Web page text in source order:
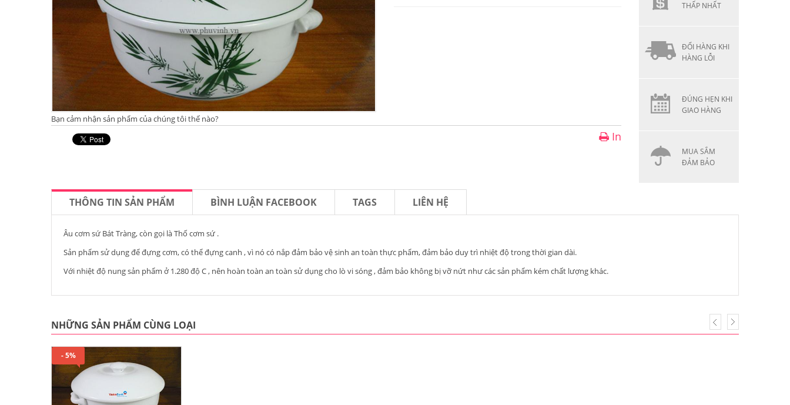
In
Bạn cảm nhận sản phẩm của chúng tôi thế nào?
THẤP NHẤT
ĐỔI HÀNG KHI
HÀNG LỖI
ĐÚNG HẸN KHI
GIAO HÀNG
MUA SẮM
ĐẢM BẢO
THÔNG TIN SẢN PHẨM BÌNH LUẬN FACEBOOK TAGS LIÊN HỆ
Âu cơm sứ Bát Tràng, còn gọi là Thố cơm sứ .
Sản phẩm sử dụng để đựng cơm, có thể đựng canh , vì nó có nắp đảm bảo vệ sinh an toàn thực phẩm, đảm bảo duy trì nhiệt độ trong thời gian dài.
Với nhiệt độ nung sản phẩm ở 1.280 độ C , nên hoàn toàn an toàn sử dụng cho lò vi sóng , đảm bảo không bị vỡ nứt như các sản phẩm kém chất lượng khác.
NHỮNG SẢN PHẨM CÙNG LOẠI
- 5%